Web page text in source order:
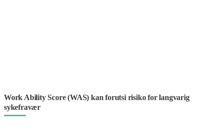
Work Ability Score (WAS) kan forutsi risiko for langvarig
sykefravær